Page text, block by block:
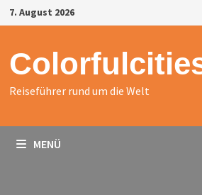
Zurück
zum
7. August 2026
Reiseführer rund um die Welt
MENÜ